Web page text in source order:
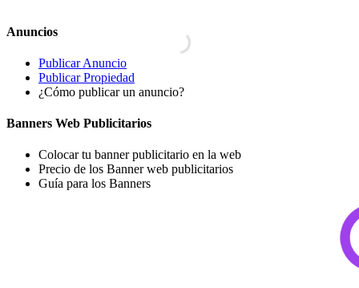
Anuncios
Publicar Anuncio
Publicar Propiedad
¿Cómo publicar un anuncio?
Banners Web Publicitarios
Colocar tu banner publicitario en la web
Precio de los Banner web publicitarios
Guía para los Banners